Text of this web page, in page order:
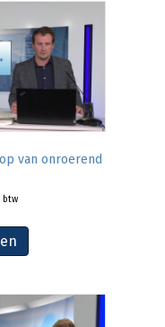
van onroerend
btw